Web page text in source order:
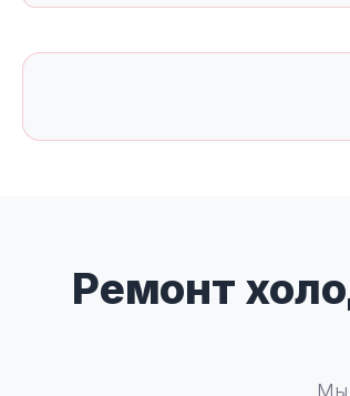
Ремонт
Мы